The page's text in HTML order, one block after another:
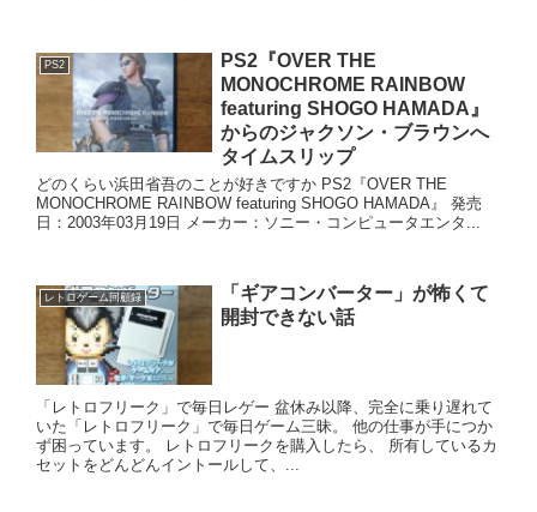
PS2
PS2『OVER THE
MONOCHROME RAINBOW
featuring SHOGO HAMADA』
からのジャクソン・ブラウンへ
タイムスリップ
どのくらい浜田省吾のことが好きですか PS2『OVER THE
MONOCHROME RAINBOW featuring SHOGO HAMADA』 発売
日：2003年03月19日 メーカー：ソニー・コンピュータエンタ...
レトロゲーム回顧録
「ギアコンバーター」が怖くて
開封できない話
「レトロフリーク」で毎日レゲー 盆休み以降、完全に乗り遅れて
いた「レトロフリーク」で毎日ゲーム三昧。 他の仕事が手につか
ず困っています。 レトロフリークを購入したら、 所有しているカ
セットをどんどんイントールして、...